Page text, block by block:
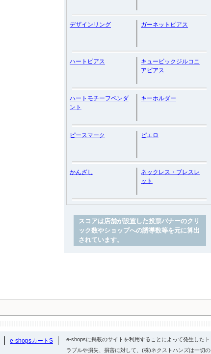
デザインリング ガーネットピアス
ハートピアス
キュービックジルコニ
アピアス
ハートモチーフペンダ
ント
キーホルダー
ピースマーク ピエロ
かんざし
ネックレス・ブレスレ
ット
スコアは店舗が設置した投票バナーのクリ
ック数やショップへの誘導数等を元に算出
されています。
e-shopsカートS
e-shopsに掲載のサイトを利用することによって発生したト
ラブルや損失、損害に対して、(株)ネクストハンズは一切の